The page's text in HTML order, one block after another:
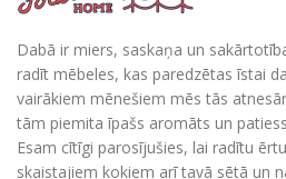
Dabā ir miers, saskaņa un
radīt mēbeles, kas paredzētas īstai
vairākiem mēnešiem mēs tās
tām piemita īpašs aromāts un
Esam cītīgi parosījušies, lai radītu
skaistajiem kokiem arī tavā sētā un